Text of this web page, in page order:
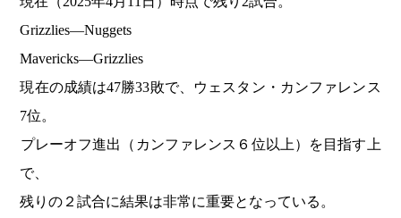
Grizzlies―Nuggets
Mavericks―Grizzlies
現在の成績は47勝33敗で、ウェスタン・カンファレンス
7位。
​プレーオフ進出（カンファレンス６位以上）を目指す上
で、
残りの２試合に結果は非常に重要となっている。